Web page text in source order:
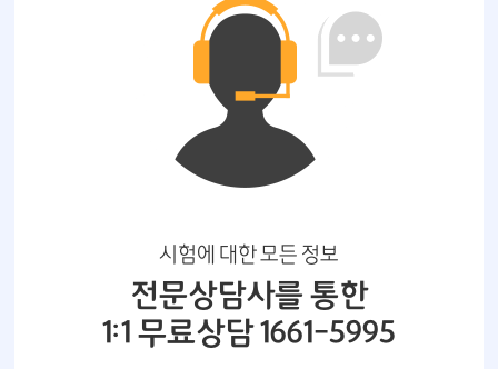
시험에 대한 모든 정보
전문상담사를 통한
1:1 무료상담 1661-5995